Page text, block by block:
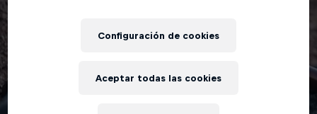
Configuración de cookies
Aceptar todas las cookies